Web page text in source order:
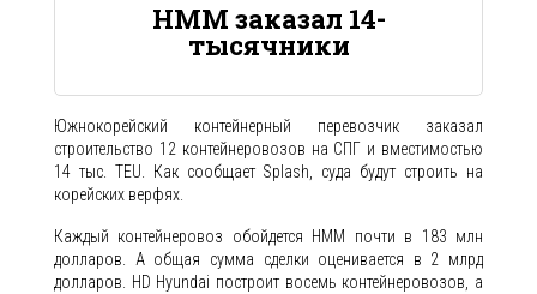
HMM заказал 14-
тысячники
Южнокорейский контейнерный перевозчик заказал
строительство 12 контейнеровозов на СПГ и вместимостью
14 тыс. TEU. Как сообщает Splash, суда будут строить на
корейских верфях.
Каждый контейнеровоз обойдется HMM почти в 183 млн
долларов. А общая сумма сделки оценивается в 2 млрд
долларов. HD Hyundai построит восемь контейнеровозов, а